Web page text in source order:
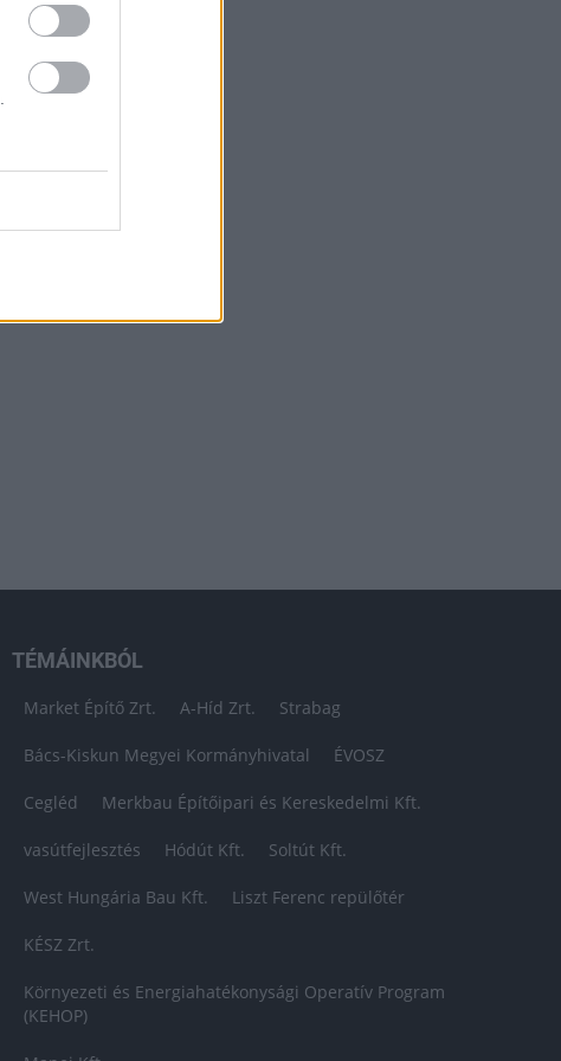
TÉMÁINKBÓL
Market Építő Zrt. A-Híd Zrt. Strabag
Bács-Kiskun Megyei Kormányhivatal ÉVOSZ
Cegléd Merkbau Építőipari és Kereskedelmi Kft.
vasútfejlesztés Hódút Kft. Soltút Kft.
West Hungária Bau Kft. Liszt Ferenc repülőtér
KÉSZ Zrt.
Környezeti és Energiahatékonysági Operatív Program
(KEHOP)